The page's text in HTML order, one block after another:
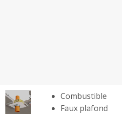
Combustible
Faux plafond